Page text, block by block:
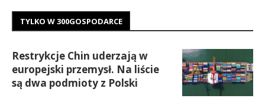
TYLKO W 300GOSPODARCE
Restrykcje Chin uderzają w
europejski przemysł. Na liście
są dwa podmioty z Polski